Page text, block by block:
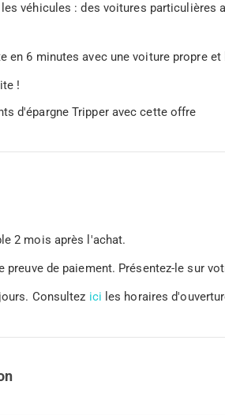
véhicules : des voitures particulières
en 6 minutes avec une voiture propre
!
d'épargne Tripper avec cette offre
2 mois après l'achat.
preuve de paiement. Présentez-le sur
Consultez ici les horaires